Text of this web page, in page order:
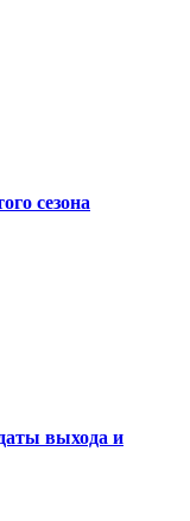
сезона
выхода и